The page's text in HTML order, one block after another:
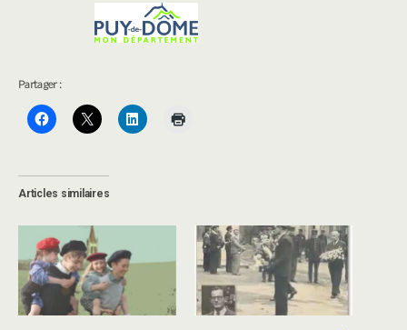
Partager :
Articles similaires